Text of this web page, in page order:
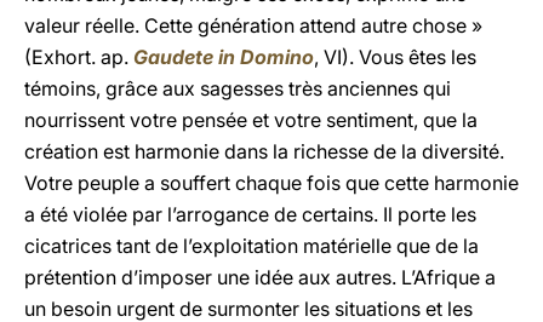
valeur réelle. Cette génération attend autre chose »
(Exhort. ap. Gaudete in Domino, VI). Vous êtes les
témoins, grâce aux sagesses très anciennes qui
nourrissent votre pensée et votre sentiment, que la
création est harmonie dans la richesse de la diversité.
Votre peuple a souffert chaque fois que cette harmonie
a été violée par l’arrogance de certains. Il porte les
cicatrices tant de l’exploitation matérielle que de la
prétention d’imposer une idée aux autres. L’Afrique a
un besoin urgent de surmonter les situations et les